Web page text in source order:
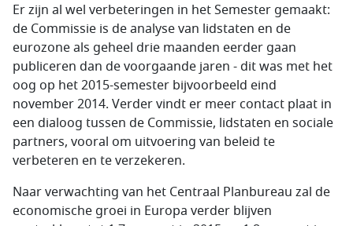
Er zijn al wel verbeteringen in het Semester gemaakt:
de Commissie is de analyse van lidstaten en de
eurozone als geheel drie maanden eerder gaan
publiceren dan de voorgaande jaren - dit was met het
oog op het 2015-semester bijvoorbeeld eind
november 2014. Verder vindt er meer contact plaat in
een dialoog tussen de Commissie, lidstaten en sociale
partners, vooral om uitvoering van beleid te
verbeteren en te verzekeren.
Naar verwachting van het Centraal Planbureau zal de
economische groei in Europa verder blijven